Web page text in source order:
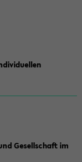
Gesellschaft im